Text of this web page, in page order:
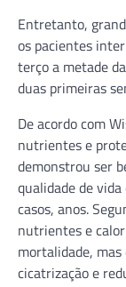
Entretanto,
os pacientes
terço a metade
duas primeiras
De acordo com
nutrientes e
demonstrou ser
qualidade de
casos, anos.
nutrientes e
mortalidade,
cicatrização e